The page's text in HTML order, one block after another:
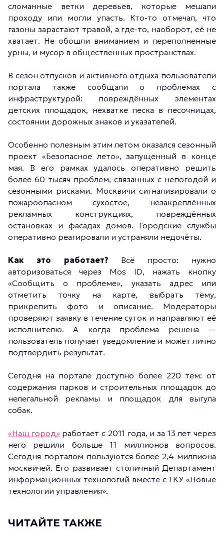
сломанные ветки деревьев, которые мешали
проходу или могли упасть. Кто-то отмечал, что
газоны зарастают травой, а где-то, наоборот, её не
хватает. Не обошли вниманием и переполненные
урны, и мусор в общественных пространствах.
В сезон отпусков и активного отдыха пользователи
портала также сообщали о проблемах с
инфраструктурой: повреждённых элементах
детских площадок, нехватке песка в песочницах,
состоянии дорожных знаков и указателей.
Особенно полезным этим летом оказался сезонный
проект «Безопасное лето», запущенный в конце
мая. В его рамках удалось оперативно решить
более 60 тысяч проблем, связанных с непогодой и
сезонными рисками. Москвичи сигнализировали о
пожароопасном сухостое, незакреплённых
рекламных конструкциях, повреждённых
остановках и фасадах домов. Городские службы
оперативно реагировали и устраняли недочёты.
Как это работает? Всё просто: нужно
авторизоваться через Mos ID, нажать кнопку
«Сообщить о проблеме», указать адрес или
отметить точку на карте, выбрать тему,
прикрепить фото и описание. Модераторы
проверяют заявку в течение суток и направляют её
исполнителю. А когда проблема решена —
пользователь получает уведомление и может лично
подтвердить результат.
Сегодня на портале доступно более 220 тем: от
содержания парков и строительных площадок до
нелегальной рекламы и площадок для выгула
собак.
«Наш город»работает с 2011 года, и за 13 лет через
него решили больше 11 миллионов вопросов.
Сегодня порталом пользуются более 2,4 миллиона
москвичей. Его развивает столичный Департамент
информационных технологий вместе с ГКУ «Новые
технологии управления».
ЧИТАЙТЕ ТАКЖЕ